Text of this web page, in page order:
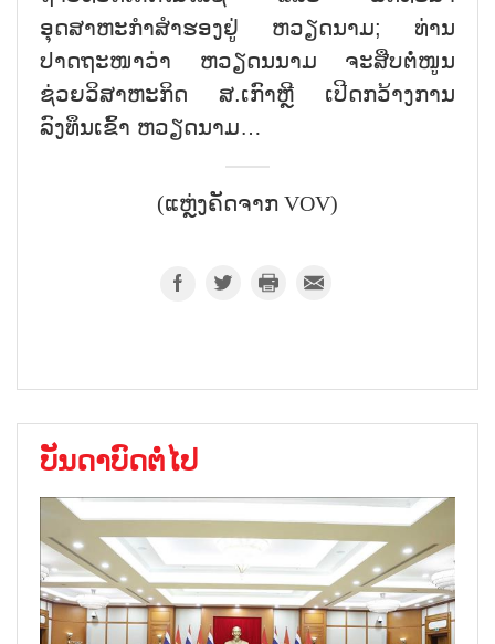
ອຸດສາຫະກຳສຳຮອງຢູ່ ຫວຽດນາມ; ທ່ານ
ປາດຖະໜາວ່າ ຫວຽດນນາມ ຈະສືບຕໍ່ໜູນ
ຊ່ວຍວິສາຫະກິດ ສ.ເກົາຫຼີ ເປີດກວ້າງການ
ລົງທຶນເຂົ້າ ຫວຽດນາມ…
(ແຫຼ່ງຄັດຈາກ VOV)
ບັນດາບົດຕໍ່ໄປ